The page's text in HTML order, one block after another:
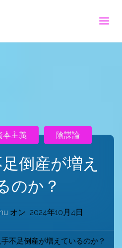
倒産が増え
のか？
オン 2024年10月4日
本主義 陰謀論
不足倒産が増えているのか？